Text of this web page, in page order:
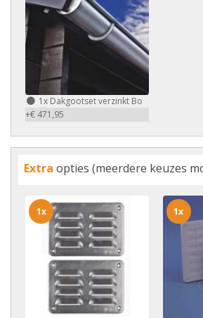
1x Dakgootset verzinkt Bo
+€ 471,95
Extra opties (meerdere keuzes
1x 1x